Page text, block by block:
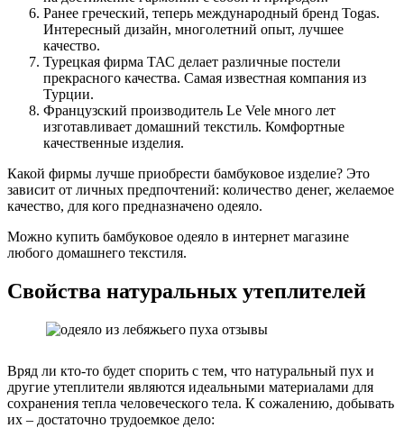
Ранее греческий, теперь международный бренд Togas.
Интересный дизайн, многолетний опыт, лучшее
качество.
Турецкая фирма ТАС делает различные постели
прекрасного качества. Самая известная компания из
Турции.
Французский производитель Le Vele много лет
изготавливает домашний текстиль. Комфортные
качественные изделия.
Какой фирмы лучше приобрести бамбуковое изделие? Это
зависит от личных предпочтений: количество денег, желаемое
качество, для кого предназначено одеяло.
Можно купить бамбуковое одеяло в интернет магазине
любого домашнего текстиля.
Свойства натуральных утеплителей
Вряд ли кто-то будет спорить с тем, что натуральный пух и
другие утеплители являются идеальными материалами для
сохранения тепла человеческого тела. К сожалению, добывать
их – достаточно трудоемкое дело: